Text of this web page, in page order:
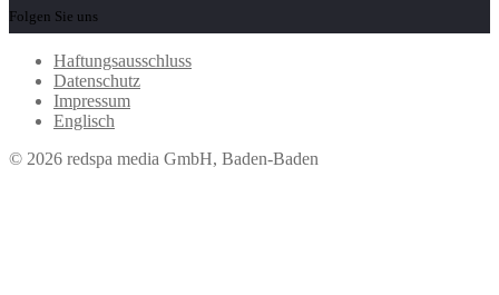
Folgen Sie uns
Haftungsausschluss
Datenschutz
Impressum
Englisch
© 2026 redspa media GmbH, Baden-Baden